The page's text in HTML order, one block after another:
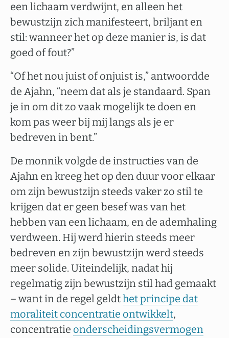
een lichaam verdwijnt, en alleen het
bewustzijn zich manifesteert, briljant en
stil: wanneer het op deze manier is, is dat
goed of fout?”
“Of het nou juist of onjuist is,” antwoordde
de Ajahn, “neem dat als je standaard. Span
je in om dit zo vaak mogelijk te doen en
kom pas weer bij mij langs als je er
bedreven in bent.”
De monnik volgde de instructies van de
Ajahn en kreeg het op den duur voor elkaar
om zijn bewustzijn steeds vaker zo stil te
krijgen dat er geen besef was van het
hebben van een lichaam, en de ademhaling
verdween. Hij werd hierin steeds meer
bedreven en zijn bewustzijn werd steeds
meer solide. Uiteindelijk, nadat hij
regelmatig zijn bewustzijn stil had gemaakt
– want in de regel geldthet principe dat
moraliteit concentratie ontwikkelt,
concentratie onderscheidingsvermogen